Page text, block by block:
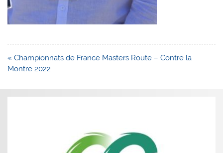
Navigation
de
« Championnats de France Masters Route – Contre la
Montre 2022